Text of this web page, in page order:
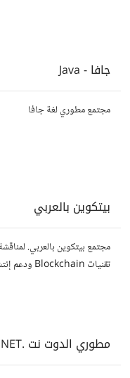
جافا - Java
مجتمع مطوري لغة جافا
بيتكوين بالعربي
مجتمع بيتكوين بالعربي.
تقنيات Blockchain ودعم إنتشارها عربيا.
مطوري الدوت نت .NET